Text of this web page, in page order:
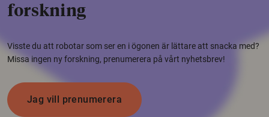
forskning
Visste du att robotar som ser en i ögonen är lättare att snacka med?
Missa ingen ny forskning, prenumerera på vårt nyhetsbrev!
Jag vill prenumerera